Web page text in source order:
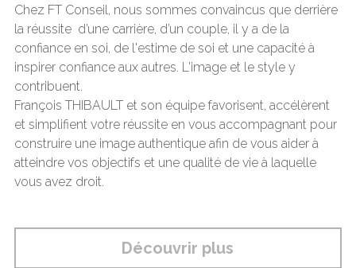
Chez FT Conseil, nous sommes convaincus que derrière
la réussite  d’une carrière, d’un couple, il y a de la
confiance en soi, de l'estime de soi et une capacité à
inspirer confiance aux autres. L'image et le style y
contribuent.
François THIBAULT et son équipe favorisent, accélèrent
et simplifient votre réussite en vous accompagnant pour
construire une image authentique afin de vous aider à
atteindre vos objectifs et une qualité de vie à laquelle
vous avez droit.
Découvrir plus